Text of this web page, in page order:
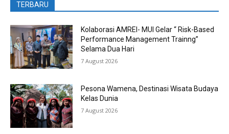
TERBARU
Kolaborasi AMREI- MUI Gelar “ Risk-Based
Performance Management Trainng”
Selama Dua Hari
7 August 2026
Pesona Wamena, Destinasi Wisata Budaya
Kelas Dunia
7 August 2026